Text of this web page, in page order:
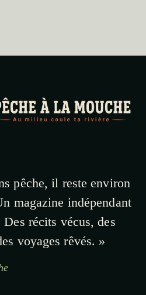
pêche, il reste environ
magazine indépendant
Des récits vécus, des
voyages rêvés. »